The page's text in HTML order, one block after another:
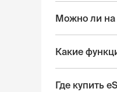
Можно ли на
Какие
Где купить